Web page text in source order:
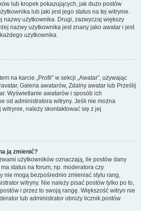
lub kropek pokazujących, jak dużo postów
lub jaki jest jego status na tej witrynie.
nazwy użytkownika. Drugi, zazwyczaj większy
nazwy użytkownika jest znany jako awatar i jest
użytkownika.
na karcie „Profil” w sekcji „Awatar”, używając
Galeria awatarów, Zdalny awatar lub Prześlij
Wyświetlanie awatarów i sposób ich
od administratora witryny. Jeśli nie można
należy skontaktować się z jej
ją zmienić?
użytkowników oznaczają, ile postów dany
status na forum, np. moderatora czy
nie mogą bezpośrednio zmieniać stylu rang,
witryny. Nie należy pisać postów tylko po to,
i przez to swoją rangę. Większość witryn nie
lub administrator obniży licznik postów